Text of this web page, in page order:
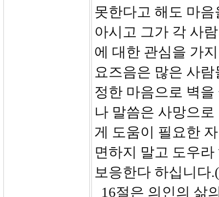
못한다고 해도 마
아시고 그가 각 사
에 대한 관심을 가
요즈음은 많은 사
정한 마음으로 벽
나 말씀은 사망으
게 도움이 필요한
면하지 말고 도우
보응한다 하십니다
16절은 의인의 삶